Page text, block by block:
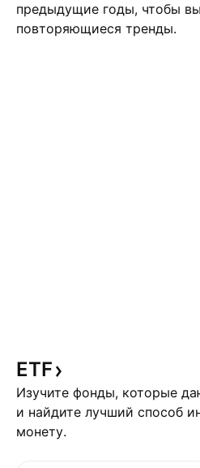
предыдущие годы, чтобы
повторяющиеся тренды.
ETF
Изучите фонды, которые
и найдите лучший способ
монету.